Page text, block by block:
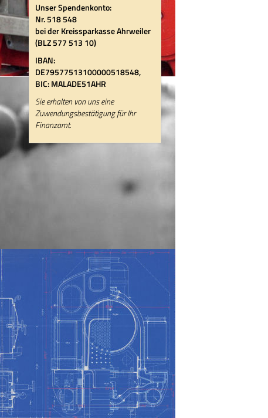
Unser Spendenkonto:
Nr. 518 548
bei der Kreissparkasse Ahrweiler
(BLZ 577 513 10)
IBAN:
DE79577513100000518548,
BIC: MALADE51AHR
Sie erhalten von uns eine
Zuwendungsbestätigung für Ihr
Finanzamt.